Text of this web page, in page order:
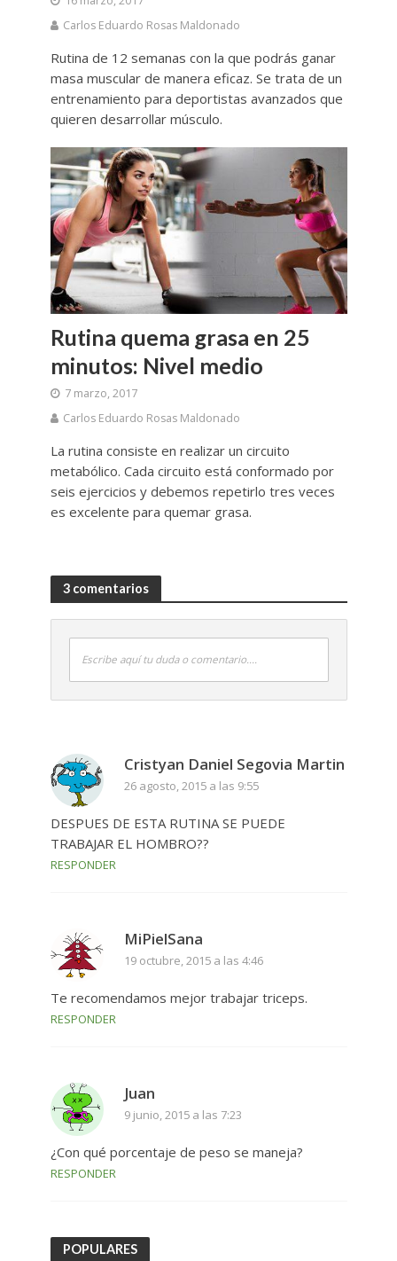
Carlos Eduardo Rosas Maldonado
Rutina de 12 semanas con la que podrás ganar
masa muscular de manera eficaz. Se trata de un
entrenamiento para deportistas avanzados que
quieren desarrollar músculo.
Rutina quema grasa en 25
minutos: Nivel medio
7 marzo, 2017
Carlos Eduardo Rosas Maldonado
La rutina consiste en realizar un circuito
metabólico. Cada circuito está conformado por
seis ejercicios y debemos repetirlo tres veces
es excelente para quemar grasa.
3 comentarios
Escribe aquí tu duda o comentario....
Cristyan Daniel Segovia Martin
26 agosto, 2015 a las 9:55
DESPUES DE ESTA RUTINA SE PUEDE
TRABAJAR EL HOMBRO??
RESPONDER
MiPielSana
19 octubre, 2015 a las 4:46
Te recomendamos mejor trabajar triceps.
RESPONDER
Juan
9 junio, 2015 a las 7:23
¿Con qué porcentaje de peso se maneja?
RESPONDER
POPULARES